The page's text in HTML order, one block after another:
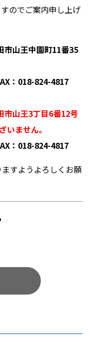
のでご案内申し上げ
市山王中園町11番35
：018-824-4817
山王3丁目6番12号
いません。
018-824-4817
すようよろしくお願